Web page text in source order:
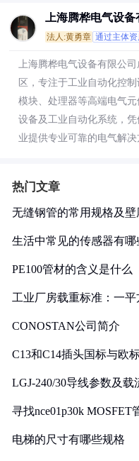
上海腾桦电气设备
法人:黄勇章 通过主体
上海腾桦电气设备有限公
区，专注于工业自动化控
模块、处理器等高端电气
设备及工业自动化系统，
业提供专业可靠的电气解决
热门文章
无缝钢管的常用规格及壁
生活中常见的传感器有哪
PE100管材的含义是什么
工业厂房载重标准：一
CONOSTAN公司简介
C13和C14插头国标与欧
LGJ-240/30导线参数及载
寻找nce01p30k
电梯的尺寸有哪些规格